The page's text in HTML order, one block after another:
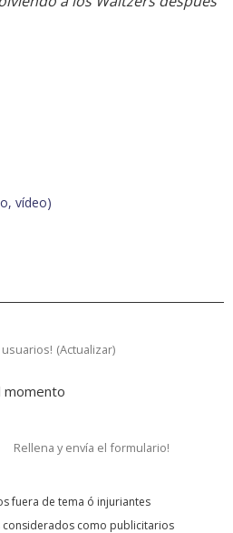
vídeo)
(Actualizar)
momento
Rellena y envía el formulario!
fuera de tema ó injuriantes
como publicitarios